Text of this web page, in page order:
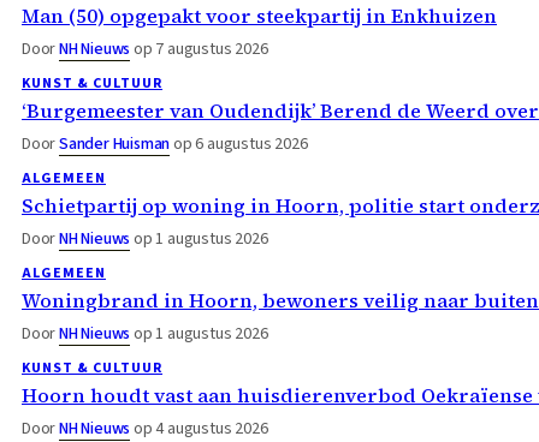
Man (50) opgepakt voor steekpartij in Enkhuizen
DoorNH Nieuws op 7 augustus 2026
KUNST & CULTUUR
‘Burgemeester van Oudendijk’ Berend de Weerd
DoorSander Huismanop 6 augustus 2026
ALGEMEEN
Schietpartij op woning in Hoorn, politie start
DoorNH Nieuws op 1 augustus 2026
ALGEMEEN
Woningbrand in Hoorn, bewoners veilig naar buiten
DoorNH Nieuws op 1 augustus 2026
KUNST & CULTUUR
Hoorn houdt vast aan huisdierenverbod
DoorNH Nieuws op 4 augustus 2026